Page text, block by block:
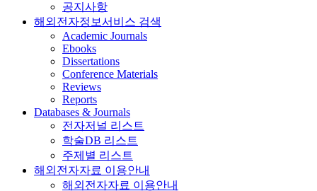
공지사항
해외전자정보서비스 검색
Academic Journals
Ebooks
Dissertations
Conference Materials
Reviews
Reports
Databases & Journals
전자저널 리스트
학술DB 리스트
주제별 리스트
해외전자자료 이용안내
해외전자자료 이용안내